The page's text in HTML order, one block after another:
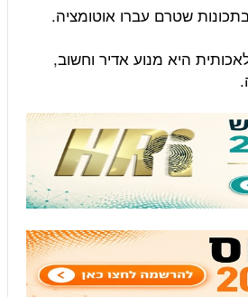
בתכונות שטרם עברו אוטומציה.
היא מנוע אדיר וחשוב,